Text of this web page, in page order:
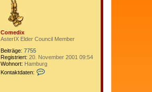
Comedix
AsterIX Elder Council Member
Beiträge: 7755
Registriert: 20. November 2001 09:54
Wohnort: Hamburg
Kontaktdaten: